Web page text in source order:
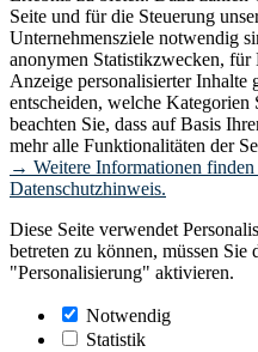
Seite und für die Steuerung
Unternehmensziele notwendig
anonymen Statistikzwecken,
Anzeige personalisierter Inhalte
entscheiden, welche Kategorien
beachten Sie, dass auf Basis
mehr alle Funktionalitäten der
→ Weitere Informationen finden
Datenschutzhinweis.
Diese Seite verwendet
betreten zu können, müssen Sie
"Personalisierung" aktivieren.
Notwendig
Statistik